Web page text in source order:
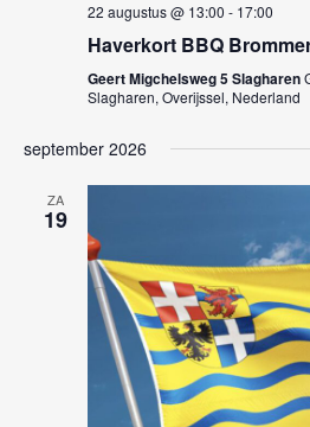
22 augustus @ 13:00 - 17:00
Haverkort BBQ
Geert Migchelsweg 5 Slagharen
Slagharen, Overijssel, Nederland
september 2026
ZA
19